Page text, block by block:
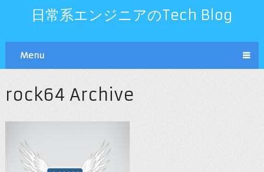
日常系エンジニアのTech Blog
Menu
rock64 Archive